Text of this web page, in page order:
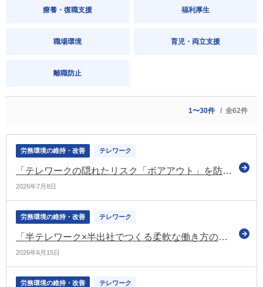
療養・復職支援 福利厚生
職場環境 育児・両立支援
離職防止
1〜30件 全62件
労務環境の維持・改善 テレワーク
「テレワークの隠れたリスク「ボアアウト」を防ぐ！組織を活性化する3つの健康経営戦略」（テレワーク総合ポータルサイトのコラム）
2026年7月8日
労務環境の維持・改善 テレワーク
「半テレワーク×半出社でつくる柔軟な働き方のススメ」（テレワーク総合ポータルサイトのコラム）
2026年6月15日
労務環境の維持・改善 テレワーク